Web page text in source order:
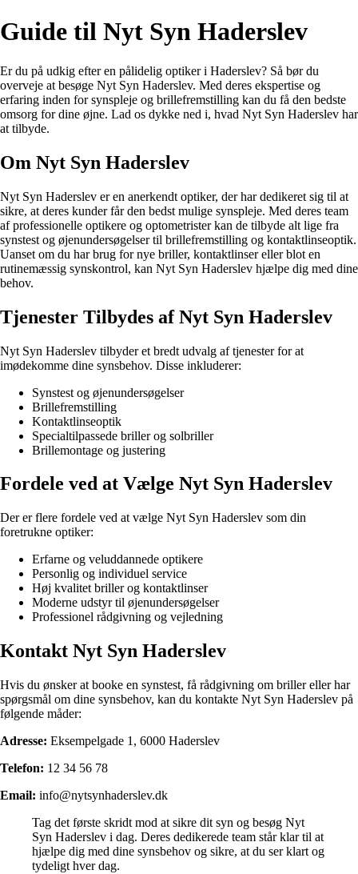
Guide til Nyt Syn Haderslev
Er du på udkig efter en pålidelig optiker i Haderslev? Så bør du
overveje at besøge Nyt Syn Haderslev. Med deres ekspertise og
erfaring inden for synspleje og brillefremstilling kan du få den bedste
omsorg for dine øjne. Lad os dykke ned i, hvad Nyt Syn Haderslev har
at tilbyde.
Om Nyt Syn Haderslev
Nyt Syn Haderslev er en anerkendt optiker, der har dedikeret sig til at
sikre, at deres kunder får den bedst mulige synspleje. Med deres team
af professionelle optikere og optometrister kan de tilbyde alt lige fra
synstest og øjenundersøgelser til brillefremstilling og kontaktlinseoptik.
Uanset om du har brug for nye briller, kontaktlinser eller blot en
rutinemæssig synskontrol, kan Nyt Syn Haderslev hjælpe dig med dine
behov.
Tjenester Tilbydes af Nyt Syn Haderslev
Nyt Syn Haderslev tilbyder et bredt udvalg af tjenester for at
imødekomme dine synsbehov. Disse inkluderer:
Synstest og øjenundersøgelser
Brillefremstilling
Kontaktlinseoptik
Specialtilpassede briller og solbriller
Brillemontage og justering
Fordele ved at Vælge Nyt Syn Haderslev
Der er flere fordele ved at vælge Nyt Syn Haderslev som din
foretrukne optiker:
Erfarne og veluddannede optikere
Personlig og individuel service
Høj kvalitet briller og kontaktlinser
Moderne udstyr til øjenundersøgelser
Professionel rådgivning og vejledning
Kontakt Nyt Syn Haderslev
Hvis du ønsker at booke en synstest, få rådgivning om briller eller har
spørgsmål om dine synsbehov, kan du kontakte Nyt Syn Haderslev på
følgende måder:
Adresse: Eksempelgade 1, 6000 Haderslev
Telefon: 12 34 56 78
Email: info@nytsynhaderslev.dk
Tag det første skridt mod at sikre dit syn og besøg Nyt
Syn Haderslev i dag. Deres dedikerede team står klar til at
hjælpe dig med dine synsbehov og sikre, at du ser klart og
tydeligt hver dag.